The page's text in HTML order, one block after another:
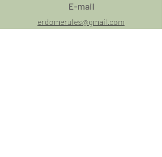
E-mail
erdomerules@gmail.com